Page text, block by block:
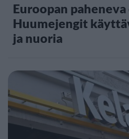
Euroopan
Huumejengit
ja nuoria